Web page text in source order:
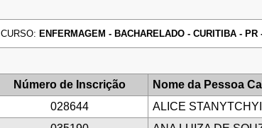
CURSO: ENFERMAGEM - BACHARELADO - CURITIBA - PR
Número de Inscrição Nome da Pessoa
028644
ALICE